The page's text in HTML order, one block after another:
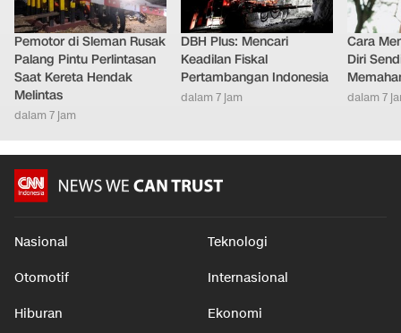
Pemotor di Sleman Rusak
Palang Pintu Perlintasan
Saat Kereta Hendak
Melintas
dalam 7 jam
DBH Plus: Mencari
Keadilan Fiskal
Pertambangan Indonesia
dalam 7 jam
Cara
Diri
dalam 7
Nasional Teknologi
Otomotif Internasional
Hiburan Ekonomi